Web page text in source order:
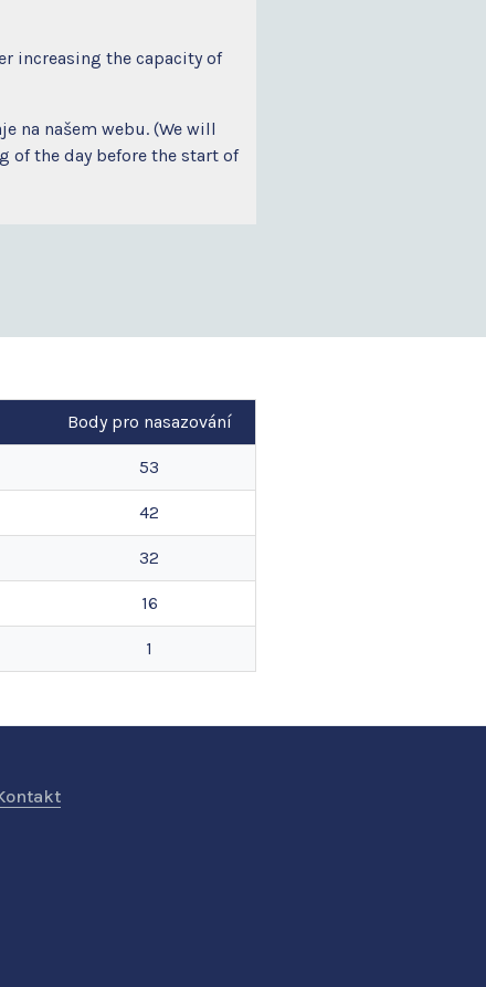
increasing the capacity of
na našem webu. (We will
of the day before the start of
Body pro nasazování
53
42
32
16
1